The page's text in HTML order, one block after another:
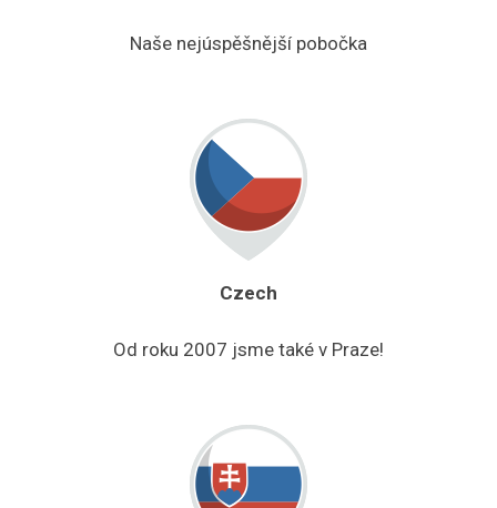
Naše nejúspěšnější pobočka
Czech
Od roku 2007 jsme také v Praze!